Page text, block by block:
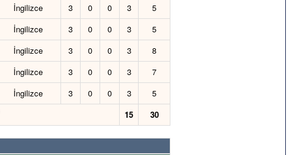
İngilizce 3 0 0 3
5
İngilizce 3 0 0 3
5
İngilizce 3 0 0 3
8
İngilizce 3 0 0 3
7
İngilizce 3 0 0 3
5
15 30